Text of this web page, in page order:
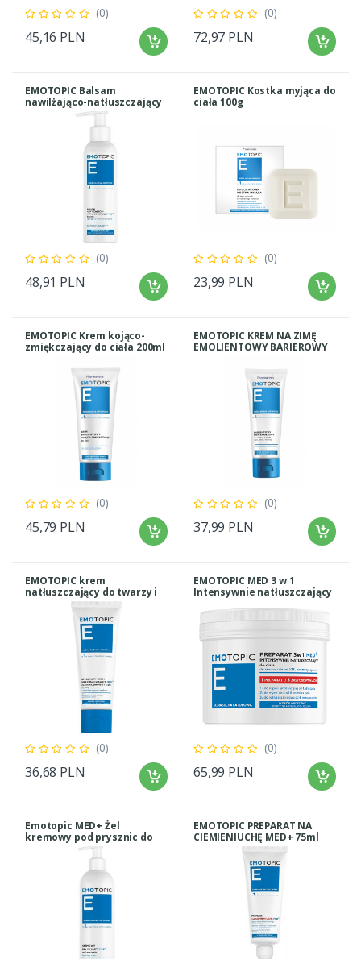
(0)
45,16 PLN
(0)
72,97 PLN
EMOTOPIC Balsam
nawilżająco-natłuszczający
MED 190 ml
(0)
48,91 PLN
EMOTOPIC Kostka myjąca do
ciała 100g
(0)
23,99 PLN
EMOTOPIC Krem kojąco-
zmiękczający do ciała 200ml
(0)
45,79 PLN
EMOTOPIC KREM NA ZIMĘ
EMOLIENTOWY BARIEROWY
(0)
37,99 PLN
EMOTOPIC krem
natłuszczający do twarzy i
ciała 75ml
(0)
36,68 PLN
EMOTOPIC MED 3 w 1
Intensywnie natłuszczający
(0)
65,99 PLN
Emotopic MED+ Żel
kremowy pod prysznic do
codziennego stosowania,
EMOTOPIC PREPARAT NA
CIEMIENIUCHĘ MED+ 75ml